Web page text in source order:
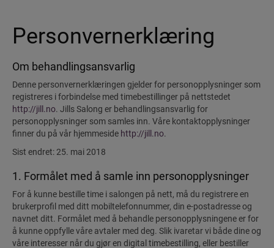
Personvernerklæring
Om behandlingsansvarlig
Denne personvernerklæringen gjelder for personopplysninger som
registreres i forbindelse med timebestillinger på nettstedet
http://jill.no. Jills Salong er behandlingsansvarlig for
personopplysninger som samles inn. Våre kontaktopplysninger
finner du på vår hjemmeside http://jill.no.
Sist endret: 25. mai 2018
1. Formålet med å samle inn personopplysninger
For å kunne bestille time i salongen på nett, må du registrere en
brukerprofil med ditt mobiltelefonnummer, din e-postadresse og
navnet ditt. Formålet med å behandle personopplysningene er for
å kunne oppfylle våre avtaler med deg. Slik ivaretar vi både dine og
våre interesser når du gjør en digital timebestilling, eller bestiller